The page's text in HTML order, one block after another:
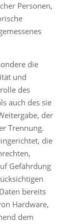
Personen,
die
und
des
auch des sie
der
Trennung.
die
Gefährdung
bereits
Hardware,
dem